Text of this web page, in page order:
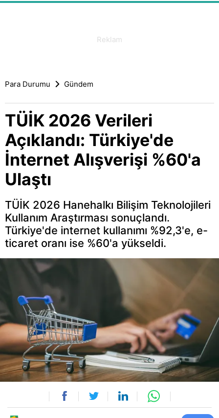
Para Durumu Gündem
TÜİK 2026 Verileri
Açıklandı: Türkiye'de
İnternet Alışverişi %60'a
Ulaştı
TÜİK 2026 Hanehalkı Bilişim Teknolojileri
Kullanım Araştırması sonuçlandı.
Türkiye'de internet kullanımı %92,3'e, e-
ticaret oranı ise %60'a yükseldi.